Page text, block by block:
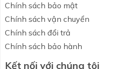
Chính sách bảo mật
Chính sách vận chuyển
Chính sách đổi trả
Chính sách bảo hành
Kết nối với chúng tôi